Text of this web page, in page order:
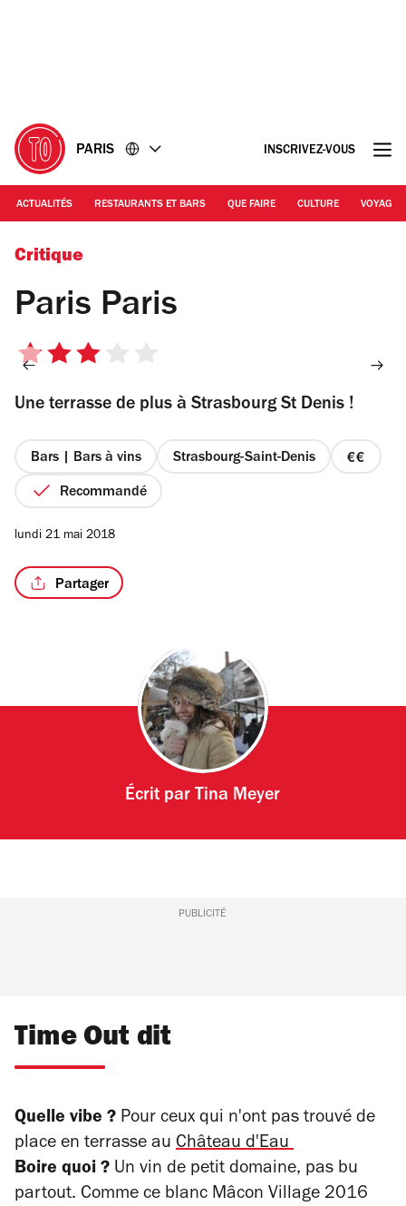
PARIS INSCRIVEZ-VOUS
ACTUALITÉS RESTAURANTS ET BARS QUE FAIRE CULTURE VOYAGE
© Paris Paris
Critique
Paris Paris
3
5
Une terrasse de plus à Strasbourg St Denis !
Bars | Bars à vins Strasbourg-Saint-Denis
prix
Recommandé
lundi 21 mai 2018
Partager
Écrit par Tina Meyer
PUBLICITÉ
Time Out dit
Quelle vibe ? Pour ceux qui n'ont pas trouvé de
place en terrasse au Château d'Eau
Boire quoi ? Un vin de petit domaine, pas bu
partout. Comme ce blanc Mâcon Village 2016